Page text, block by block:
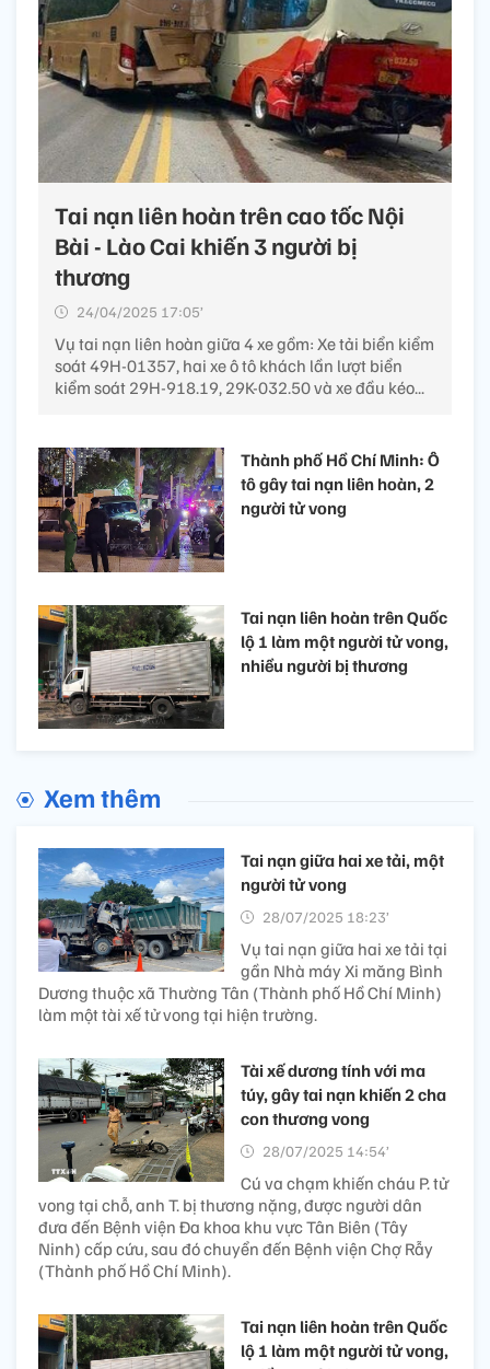
Tai nạn liên hoàn trên cao tốc Nội
Bài - Lào Cai khiến 3 người bị
thương
24/04/2025 17:05’
Vụ tai nạn liên hoàn giữa 4 xe gồm: Xe tải biển kiểm
soát 49H-01357, hai xe ô tô khách lần lượt biển
kiểm soát 29H-918.19, 29K-032.50 và xe đầu kéo...
Thành phố Hồ Chí Minh: Ô
tô gây tai nạn liên hoàn, 2
người tử vong
Tai nạn liên hoàn trên Quốc
lộ 1 làm một người tử vong,
nhiều người bị thương
Xem thêm
Tai nạn giữa hai xe tải, một
người tử vong
28/07/2025 18:23’
Vụ tai nạn giữa hai xe tải tại
gần Nhà máy Xi măng Bình
Dương thuộc xã Thường Tân (Thành phố Hồ Chí Minh)
làm một tài xế tử vong tại hiện trường.
Tài xế dương tính với ma
túy, gây tai nạn khiến 2 cha
con thương vong
28/07/2025 14:54’
Cú va chạm khiến cháu P. tử
vong tại chỗ, anh T. bị thương nặng, được người dân
đưa đến Bệnh viện Đa khoa khu vực Tân Biên (Tây
Ninh) cấp cứu, sau đó chuyển đến Bệnh viện Chợ Rẫy
(Thành phố Hồ Chí Minh).
Tai nạn liên hoàn trên Quốc
lộ 1 làm một người tử vong,